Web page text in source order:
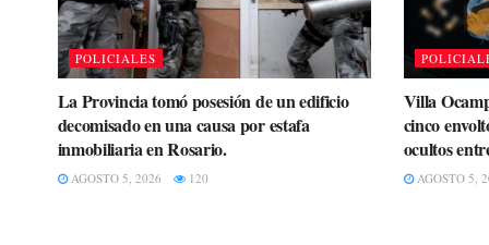
POLICIALES
La Provincia tomó posesión de un edificio
decomisado en una causa por estafa
inmobiliaria en Rosario.
AGOSTO 5, 2026 120
Villa
cinco
ocultos
AGOSTO 5,